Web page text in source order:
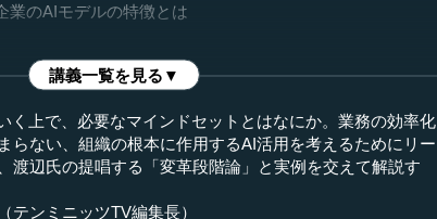
業のAIモデルの特徴とは
講義一覧を見る▼
く上で、必要なマインドセットとはなにか。業務の効率化
らない、組織の根本に作用するAI活用を考えるためにリー
渡辺氏の提唱する「変革段階論」と実例を交えて解説す
ンミニッツTV編集長）